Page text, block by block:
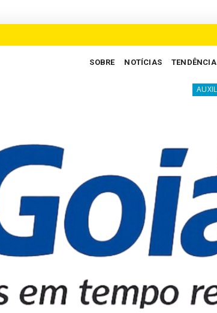
SOBRE NOTÍCIAS TENDÊNCIA
crescimento em Goiás AUXILIARES DA JUSTIÇA